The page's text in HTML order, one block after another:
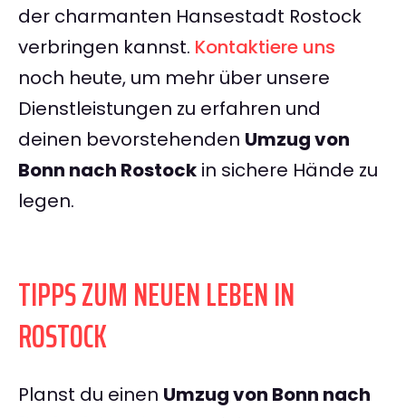
der charmanten Hansestadt Rostock
verbringen kannst. Kontaktiere uns
noch heute, um mehr über unsere
Dienstleistungen zu erfahren und
deinen bevorstehenden Umzug von
Bonn nach Rostock in sichere Hände zu
legen.
TIPPS ZUM NEUEN LEBEN IN
ROSTOCK
Planst du einen Umzug von Bonn nach